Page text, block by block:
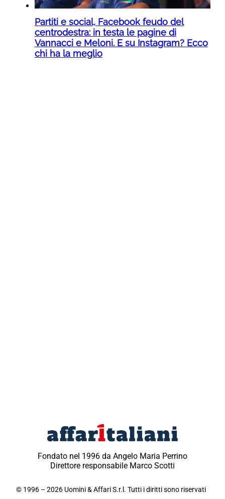
Partiti e social, Facebook feudo del
centrodestra: in testa le pagine di
Vannacci e Meloni. E su Instagram? Ecco
chi ha la meglio
Fondato nel 1996 da Angelo Maria Perrino
Direttore responsabile Marco Scotti
© 1996 – 2026 Uomini & Affari S.r.l. Tutti i diritti sono riservati